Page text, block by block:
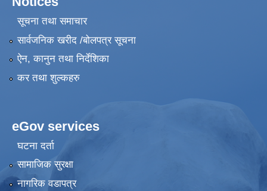
सूचना तथा समाचार
सार्वजनिक खरीद /बोलपत्र सूचना
ऐन, कानुन तथा निर्देशिका
कर तथा शुल्कहरु
eGov services
घटना दर्ता
सामाजिक सुरक्षा
नागरिक वडापत्र